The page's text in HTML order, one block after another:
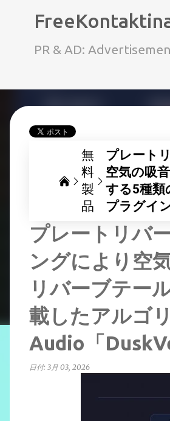
PR & AD:
無
料
製
品
プレート
空気の吸
する5種類
プラグイ
プレートリバ
ングにより空
リバーブテー
載したアルゴ
Audio「
日付: 3月 03, 2026